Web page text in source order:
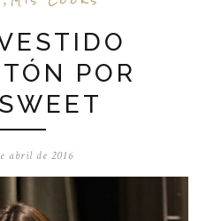
POR
abril de 2016